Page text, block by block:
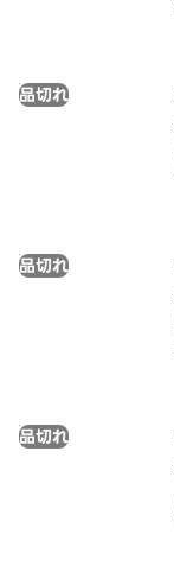
品切れ
品切れ
品切れ